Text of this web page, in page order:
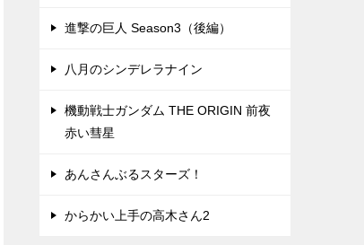
進撃の巨人 Season3（後編）
八月のシンデレラナイン
機動戦士ガンダム THE ORIGIN 前夜
赤い彗星
あんさんぶるスターズ！
からかい上手の高木さん2